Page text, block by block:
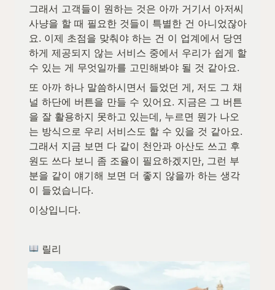
그래서 고객들이 원하는 것은 아까 거기서 아저씨
사냥을 할 때 필요한 것들이 특별한 건 아니었잖아
요. 이제 초점을 맞춰야 하는 건 이 업계에서 당연
하게 제공되지 않는 서비스 중에서 우리가 쉽게 할
수 있는 게 무엇일까를 고민해봐야 될 것 같아요.
또 아까 하나 말씀하시면서 들었던 게, 저도 그 채
널 하단에 버튼을 만들 수 있어요. 지금은 그 버튼
을 잘 활용하지 못하고 있는데, 누르면 뭔가 나오
는 방식으로 우리 서비스도 할 수 있을 것 같아요.
그래서 지금 보면 다 같이 천안과 아산도 쓰고 후
원도 쓰다 보니 좀 조율이 필요하겠지만, 그런 부
분을 같이 얘기해 보면 더 좋지 않을까 하는 생각
이 들었습니다.
이상입니다.
릴리